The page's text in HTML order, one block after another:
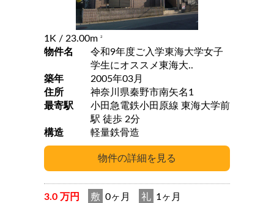
1K / 23.00m 2
物件名
令和9年度ご入学東海大学女子
学生にオススメ東海大..
築年
2005年03月
住所
神奈川県秦野市南矢名1
最寄駅
小田急電鉄小田原線 東海大学前
駅 徒歩 2分
構造
軽量鉄骨造
3.0 万円 敷 0ヶ月 礼 1ヶ月